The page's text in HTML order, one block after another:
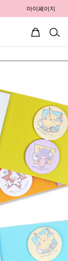
마이페이지